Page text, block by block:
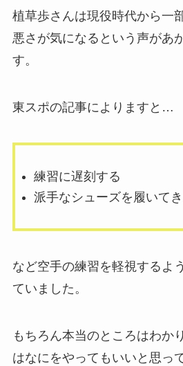
植草歩さんは現役時代から一
悪さが気になるという声があ
す。
東スポの記事によりますと…
練習に遅刻する
派手なシューズを履いて
など空手の練習を軽視するよ
ていました。
もちろん本当のところはわか
はなにをやってもいいと思っ